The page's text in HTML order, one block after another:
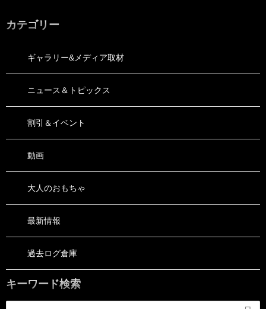
カテゴリー
ギャラリー&メディア取材
ニュース＆トピックス
割引＆イベント
動画
大人のおもちゃ
最新情報
過去ログ倉庫
キーワード検索